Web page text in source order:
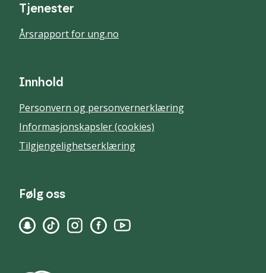
Tjenester
Årsrapport for ung.no
Innhold
Personvern og personvernerklæring
Informasjonskapsler (cookies)
Tilgjengelighetserklæring
Følg oss